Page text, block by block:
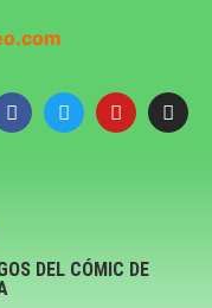
DEL CÓMIC DE